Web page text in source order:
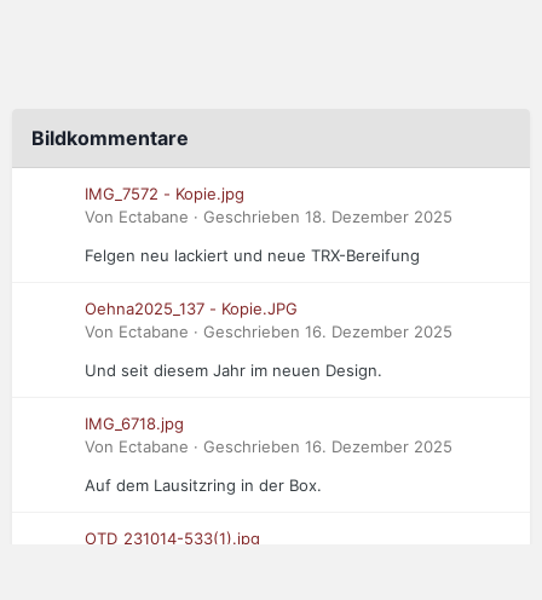
Bildkommentare
IMG_7572 - Kopie.jpg
Von Ectabane · Geschrieben 18. Dezember 2025
Felgen neu lackiert und neue TRX-Bereifung
Oehna2025_137 - Kopie.JPG
Von Ectabane · Geschrieben 16. Dezember 2025
Und seit diesem Jahr im neuen Design.
IMG_6718.jpg
Von Ectabane · Geschrieben 16. Dezember 2025
Auf dem Lausitzring in der Box.
OTD_231014-533(1).jpg